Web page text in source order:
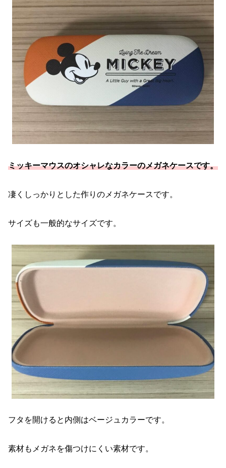
ミッキーマウスのオシャレなカラーのメガネケースです。
凄くしっかりとした作りのメガネケースです。
サイズも一般的なサイズです。
フタを開けると内側はベージュカラーです。
素材もメガネを傷つけにくい素材です。